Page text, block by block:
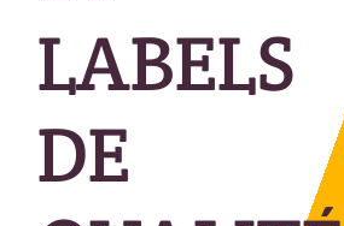
LABELS
DE